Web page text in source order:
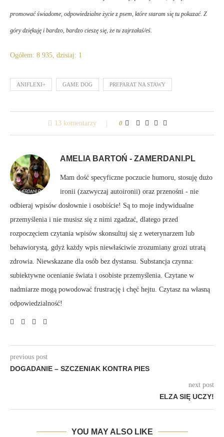
promować świadome, odpowiedzialne życie z psem, które staram się tu pokazać. Z
góry dziękuję i bardzo, bardzo cieszę się, że tu zajrzałaś/eś.
Ogółem: 8 935, dzisiaj: 1
ANIFLEXI+ GAME DOG PREPARAT NA STAWY
13 komentarzy 0
AMELIA BARTOŃ - ZAMERDANI.PL
Mam dość specyficzne poczucie humoru, stosuję dużo
ironii (zazwyczaj autoironii) oraz przenośni - nie
odbieraj wpisów dosłownie i osobiście! Są to moje indywidualne
przemyślenia i nie musisz się z nimi zgadzać, dlatego przed
rozpoczęciem czytania wpisów skonsultuj się z weterynarzem lub
behawiorystą, gdyż każdy wpis niewłaściwie zrozumiany grozi utratą
zdrowia. Niewskazane dla osób bez dystansu. Substancja czynna:
subiektywne ocenianie świata i osobiste przemyślenia. Czytane w
nadmiarze mogą powodować frustrację i chęć hejtu. Czytasz na własną
odpowiedzialność!
previous post
DOGADANIE – SZCZENIAK KONTRA PIES
next post
ELZA SIĘ UCZY!
YOU MAY ALSO LIKE